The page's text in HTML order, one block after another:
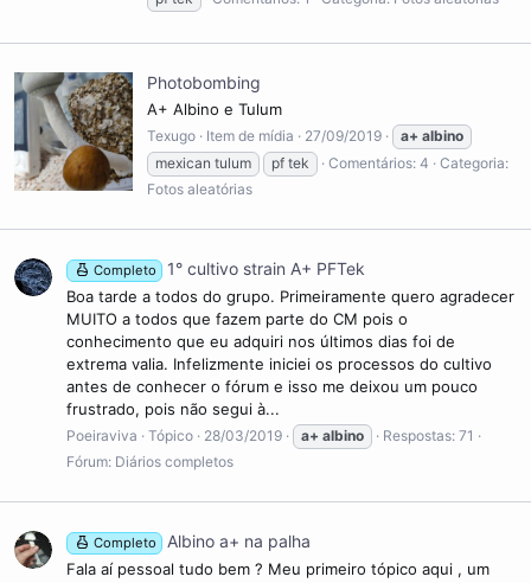
Photobombing
A+ Albino e Tulum
Texugo Item de mídia 27/09/2019 a+ albino
mexican tulum
pf tek Comentários: 4
Categoria:
Fotos aleatórias
Completo 1° cultivo strain A+ PFTek
Boa tarde a todos do grupo. Primeiramente quero agradecer
MUITO a todos que fazem parte do CM pois o
conhecimento que eu adquiri nos últimos dias foi de
extrema valia. Infelizmente iniciei os processos do cultivo
antes de conhecer o fórum e isso me deixou um pouco
frustrado, pois não segui à...
Poeiraviva Tópico 28/03/2019 a+ albino
Respostas: 71
Fórum: Diários completos
Completo Albino a+ na palha
Fala aí pessoal tudo bem ? Meu primeiro tópico aqui , um